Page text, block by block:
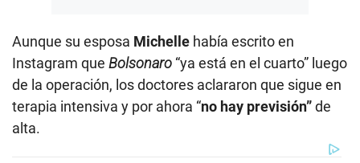
Aunque su esposa Michelle había escrito en
Instagram que Bolsonaro “ya está en el cuarto” luego
de la operación, los doctores aclararon que sigue en
terapia intensiva y por ahora “no hay previsión”de
alta.